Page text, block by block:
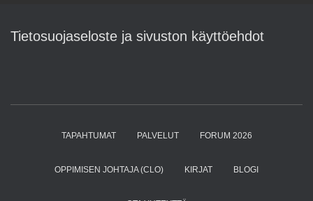
Tietosuojaseloste ja sivuston käyttöehdot
TAPAHTUMAT PALVELUT FORUM 2026
OPPIMISEN JOHTAJA (CLO) KIRJAT BLOGI